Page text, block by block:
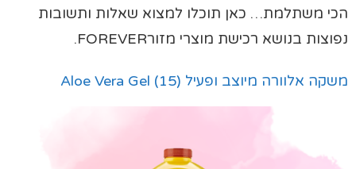
הכי משתלמת… כאן תוכלו למצוא שאלות ותשובות
נפוצות בנושא רכישת מוצרי מזורFOREVER.
משקה אלוורה מיוצב ופעיל (15) Aloe Vera Gel